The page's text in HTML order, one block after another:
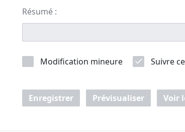
Résumé :
Modification mineure Suivre
Enregistrer Prévisualiser Voir